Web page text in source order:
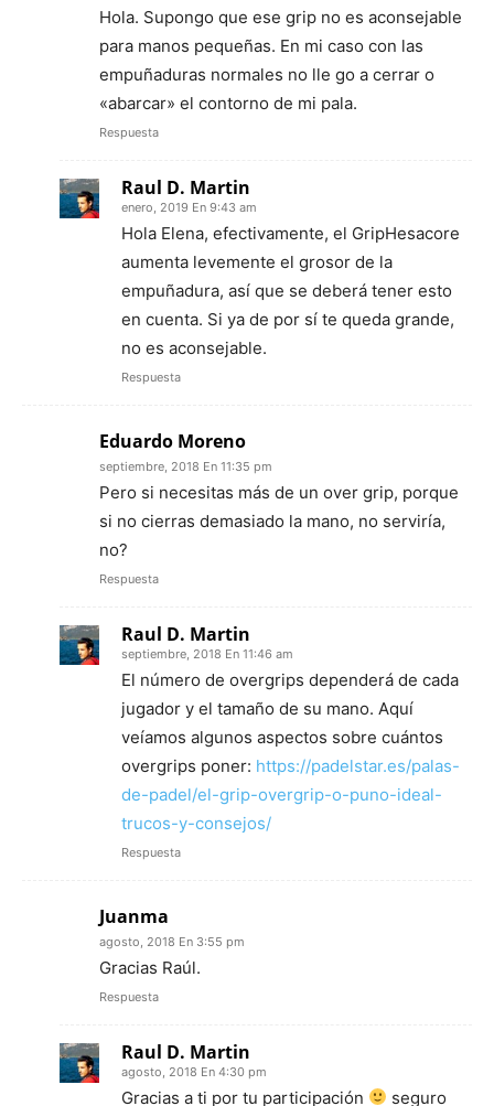
Hola. Supongo que ese grip no es aconsejable
para manos pequeñas. En mi caso con las
empuñaduras normales no lle go a cerrar o
«abarcar» el contorno de mi pala.
Respuesta
Raul D. Martin
enero, 2019 En 9:43 am
Hola Elena, efectivamente, el GripHesacore
aumenta levemente el grosor de la
empuñadura, así que se deberá tener esto
en cuenta. Si ya de por sí te queda grande,
no es aconsejable.
Respuesta
Eduardo Moreno
septiembre, 2018 En 11:35 pm
Pero si necesitas más de un over grip, porque
si no cierras demasiado la mano, no serviría,
no?
Respuesta
Raul D. Martin
septiembre, 2018 En 11:46 am
El número de overgrips dependerá de cada
jugador y el tamaño de su mano. Aquí
veíamos algunos aspectos sobre cuántos
overgrips poner: https://padelstar.es/palas-
de-padel/el-grip-overgrip-o-puno-ideal-
trucos-y-consejos/
Respuesta
Juanma
agosto, 2018 En 3:55 pm
Gracias Raúl.
Respuesta
Raul D. Martin
agosto, 2018 En 4:30 pm
Gracias a ti por tu participación
seguro